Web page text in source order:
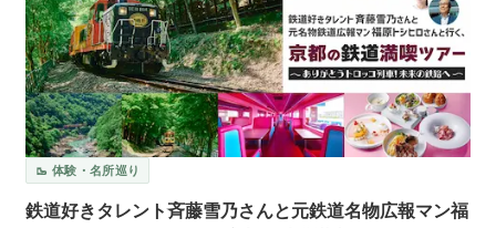
🥾 体験・名所巡り
鉄道好きタレント斉藤雪乃さんと元鉄道名物広報マン福